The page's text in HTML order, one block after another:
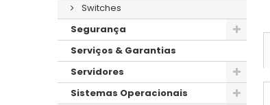
Switches
Segurança
Serviços & Garantias
Servidores
Sistemas Operacionais